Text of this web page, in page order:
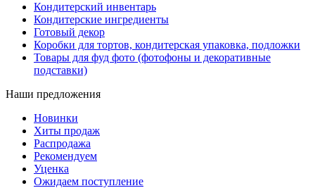
Кондитерский инвентарь
Кондитерские ингредиенты
Готовый декор
Коробки для тортов, кондитерская упаковка, подложки
Товары для фуд фото (фотофоны и декоративные
подставки)
Наши предложения
Новинки
Хиты продаж
Распродажа
Рекомендуем
Уценка
Ожидаем поступление